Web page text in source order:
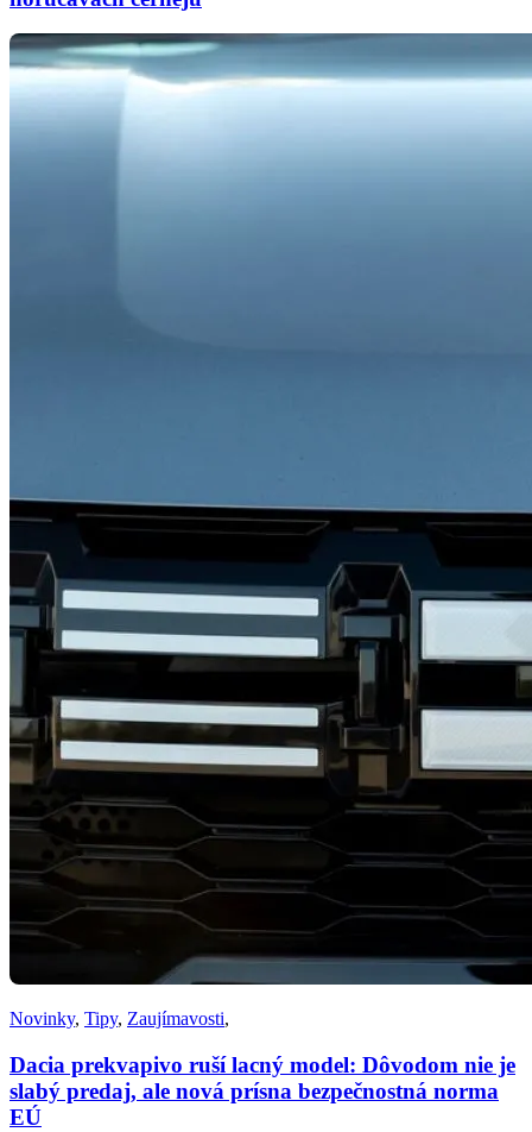
Novinky, Tipy, Zaujímavosti,
Dacia prekvapivo ruší lacný model: Dôvodom nie je
slabý predaj, ale nová prísna bezpečnostná norma
EÚ